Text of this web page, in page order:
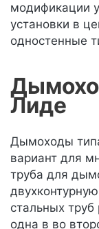
модификации
установки в
одностенные
Лиде
Дымоходы
вариант для
труба для
стальных
одна в во